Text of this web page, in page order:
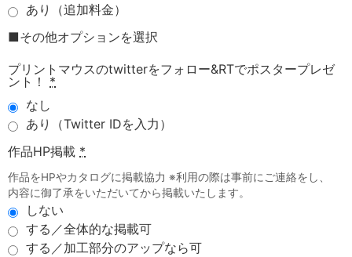
あり（追加料金）
■その他オプションを選択
プリントマウスのtwitterをフォロー&RTでポスタープレゼ
ント！
*
なし
あり（Twitter IDを入力）
作品HP掲載 *
作品をHPやカタログに掲載協力 ※利用の際は事前にご連絡をし、
内容に御了承をいただいてから掲載いたします。
しない
する／全体的な掲載可
する／加工部分のアップなら可